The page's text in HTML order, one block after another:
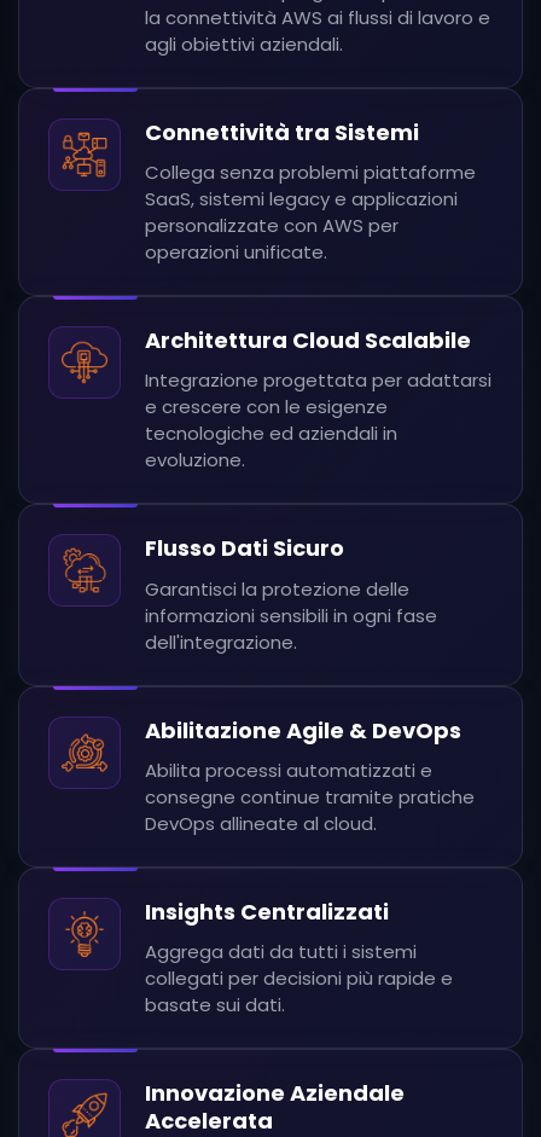
la connettività AWS ai flussi di lavoro e
agli obiettivi aziendali.
Connettività tra Sistemi
Collega senza problemi piattaforme
SaaS, sistemi legacy e applicazioni
personalizzate con AWS per
operazioni unificate.
Architettura Cloud Scalabile
Integrazione progettata per adattarsi
e crescere con le esigenze
tecnologiche ed aziendali in
evoluzione.
Flusso Dati Sicuro
Garantisci la protezione delle
informazioni sensibili in ogni fase
dell'integrazione.
Abilitazione Agile & DevOps
Abilita processi automatizzati e
consegne continue tramite pratiche
DevOps allineate al cloud.
Insights Centralizzati
Aggrega dati da tutti i sistemi
collegati per decisioni più rapide e
basate sui dati.
Innovazione Aziendale
Accelerata